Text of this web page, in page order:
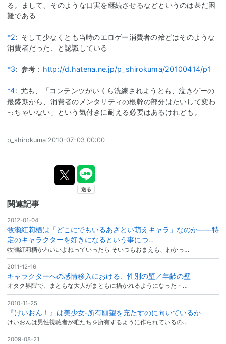
る。まして、そのような口実を継続させるなどというのは甚だ困
難である
*2: そして少なくとも当時のエロゲー消費者の殆どはそのような
消費者だった、と認識している
*3: 参考： http://d.hatena.ne.jp/p_shirokuma/20100414/p1
*4: 尤も、「コンテンツがいくら洗練されようとも、泣きゲーの
最盛期から、消費者のメンタリティの根幹の部分はたいして変わ
っちゃいない」という気付きに耐える必要はあるけれども。
p_shirokuma 2010-07-03 00:00
関連記事
2012-01-04
牧瀬紅莉栖は「どこにでもいるあざとい萌えキャラ」なのか――特
定のキャラクターを好きになるという事につ…
牧瀬紅莉栖かわいいよねっていったら そいつもおまえも、わかっ…
2011-12-16
キャラクターへの感情移入における、性別の壁／年齢の壁
オタク界隈で、まともな大人がまともに描かれるようになった - …
2010-11-25
『けいおん！』は美少女-所有願望を充たすのに向いているか
けいおんは男性視聴者が唯たちを所有するように作られているの…
2009-08-21